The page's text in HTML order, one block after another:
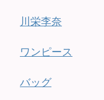
川栄李奈
ワンピース
バッグ